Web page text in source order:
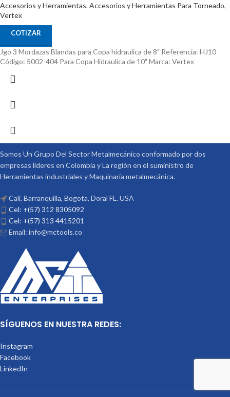
Accesorios y Herramientas, Accesorios y Herramientas Para Torneado,
Vertex
COTIZAR
Jgo 3 Mordazas Blandas para Copa hidraulica de 8" Referencia: HJ10
Código: 5002-404 Para Copa Hidraulica de 10" Marca: Vertex
Somos Un Grupo Del Sector Metalmecánico conformado por dos
empresas lideres en Colombia y La región en el suministro de
Herramientas industriales y Maquinaria metalmecánica.
Cali, Barranquilla, Bogota, Doral FL. USA
Cel: +(57) 312 8305092
Cel: +(57) 313 4415201
Email: info@mctools.co
SÍGUENOS EN NUESTRA REDES:
Instagram
Facebook
LinkedIn